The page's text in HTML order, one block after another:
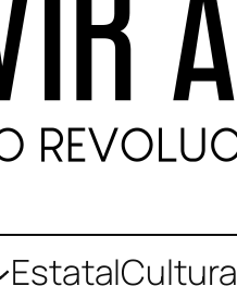
EstatalCultura